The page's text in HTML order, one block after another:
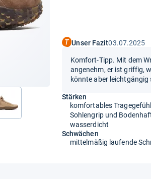
Unser Fazit03.07.2025
Komfort-Tipp. Mit dem
angenehm, er ist griffig,
könnte aber leichtgängig
Stärken
komfortables
Sohlengrip und
wasserdicht
Schwächen
mittelmäßig laufende